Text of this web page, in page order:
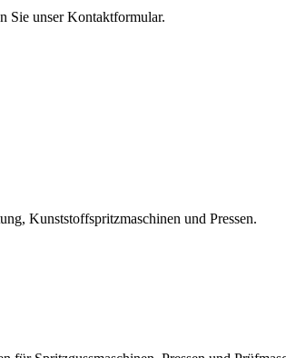
Sie unser Kontaktformular.
Kunststoffspritzmaschinen und Pressen.